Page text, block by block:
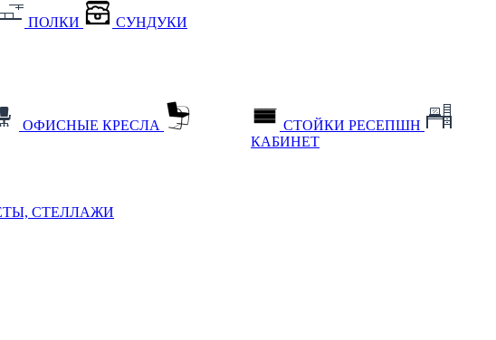
ПОЛКИ СУНДУКИ
ОФИСНЫЕ КРЕСЛА
СТОЙКИ РЕСЕПШН
КАБИНЕТ
СТЕЛЛАЖИ